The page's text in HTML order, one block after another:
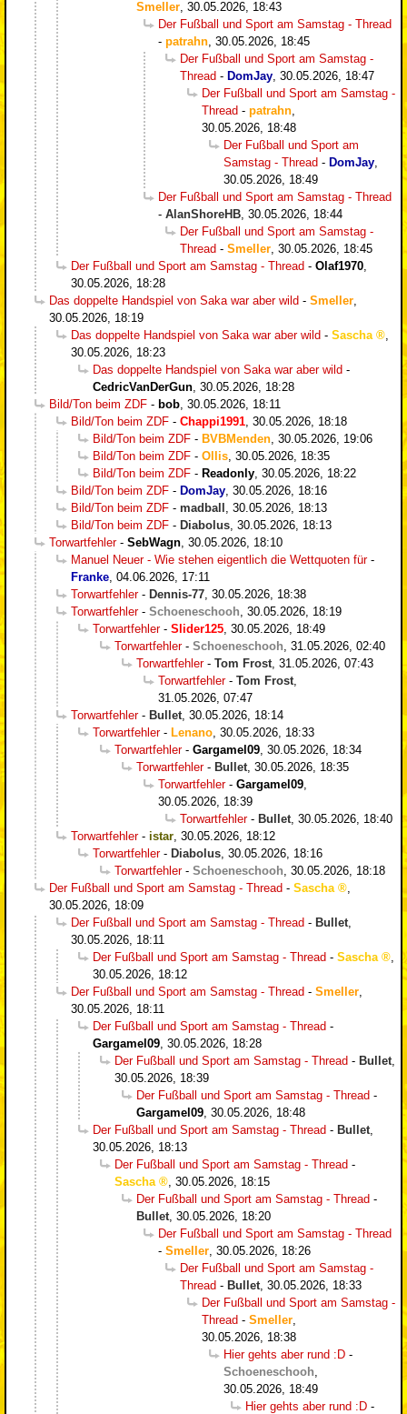
Smeller 30.05.2026, 18:43
Der Fußball und Sport am Samstag - Thread
- patrahn 30.05.2026, 18:45
Der Fußball und Sport am Samstag -
Thread - DomJay 30.05.2026, 18:47
Der Fußball und Sport am Samstag -
Thread - patrahn
30.05.2026, 18:48
Der Fußball und Sport am
Samstag - Thread - DomJay
30.05.2026, 18:49
Der Fußball und Sport am Samstag - Thread
- AlanShoreHB 30.05.2026, 18:44
Der Fußball und Sport am Samstag -
Thread - Smeller 30.05.2026, 18:45
Der Fußball und Sport am Samstag - Thread - Olaf1970
30.05.2026, 18:28
Das doppelte Handspiel von Saka war aber wild - Smeller
30.05.2026, 18:19
Das doppelte Handspiel von Saka war aber wild - Sascha
30.05.2026, 18:23
Das doppelte Handspiel von Saka war aber wild -
CedricVanDerGun 30.05.2026, 18:28
Bild/Ton beim ZDF - bob 30.05.2026, 18:11
Bild/Ton beim ZDF - Chappi1991 30.05.2026, 18:18
Bild/Ton beim ZDF - BVBMenden 30.05.2026, 19:06
Bild/Ton beim ZDF - Ollis 30.05.2026, 18:35
Bild/Ton beim ZDF - Readonly 30.05.2026, 18:22
Bild/Ton beim ZDF - DomJay 30.05.2026, 18:16
Bild/Ton beim ZDF - madball
30.05.2026, 18:13
Bild/Ton beim ZDF - Diabolus 30.05.2026, 18:13
Torwartfehler- SebWagn 30.05.2026, 18:10
Manuel Neuer - Wie stehen eigentlich die Wettquoten für-
Franke 04.06.2026, 17:11
Torwartfehler- Dennis-77 30.05.2026, 18:38
Torwartfehler- Schoeneschooh 30.05.2026, 18:19
Torwartfehler- Slider125 30.05.2026, 18:49
Torwartfehler- Schoeneschooh 31.05.2026, 02:40
Torwartfehler- Tom Frost 31.05.2026, 07:43
Torwartfehler- Tom Frost
31.05.2026, 07:47
Torwartfehler- Bullet 30.05.2026, 18:14
Torwartfehler- Lenano 30.05.2026, 18:33
Torwartfehler- Gargamel09 30.05.2026, 18:34
Torwartfehler- Bullet 30.05.2026, 18:35
Torwartfehler- Gargamel09
30.05.2026, 18:39
Torwartfehler- Bullet 30.05.2026, 18:40
Torwartfehler- istar 30.05.2026, 18:12
Torwartfehler- Diabolus 30.05.2026, 18:16
Torwartfehler- Schoeneschooh 30.05.2026, 18:18
Der Fußball und Sport am Samstag - Thread - Sascha
30.05.2026, 18:09
Der Fußball und Sport am Samstag - Thread - Bullet
30.05.2026, 18:11
Der Fußball und Sport am Samstag - Thread - Sascha
30.05.2026, 18:12
Der Fußball und Sport am Samstag - Thread - Smeller
30.05.2026, 18:11
Der Fußball und Sport am Samstag - Thread -
Gargamel09 30.05.2026, 18:28
Der Fußball und Sport am Samstag - Thread - Bullet
30.05.2026, 18:39
Der Fußball und Sport am Samstag - Thread -
Gargamel09 30.05.2026, 18:48
Der Fußball und Sport am Samstag - Thread - Bullet
30.05.2026, 18:13
Der Fußball und Sport am Samstag - Thread -
Sascha
30.05.2026, 18:15
Der Fußball und Sport am Samstag - Thread -
Bullet 30.05.2026, 18:20
Der Fußball und Sport am Samstag - Thread
- Smeller 30.05.2026, 18:26
Der Fußball und Sport am Samstag -
Thread - Bullet 30.05.2026, 18:33
Der Fußball und Sport am Samstag -
Thread - Smeller
30.05.2026, 18:38
Hier gehts aber rund :D -
Schoeneschooh
30.05.2026, 18:49
Hier gehts aber rund :D -